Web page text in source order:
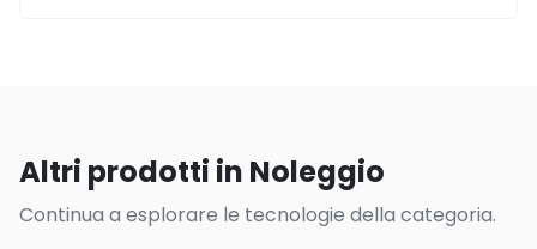
Altri prodotti in Noleggio
Continua a esplorare le tecnologie della categoria.